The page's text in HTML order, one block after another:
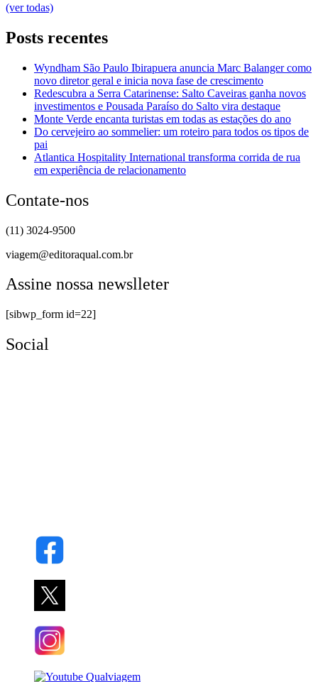
(ver todas)
Posts recentes
Wyndham São Paulo Ibirapuera anuncia Marc Balanger como
novo diretor geral e inicia nova fase de crescimento
Redescubra a Serra Catarinense: Salto Caveiras ganha novos
investimentos e Pousada Paraíso do Salto vira destaque
Monte Verde encanta turistas em todas as estações do ano
Do cervejeiro ao sommelier: um roteiro para todos os tipos de
pai
Atlantica Hospitality International transforma corrida de rua
em experiência de relacionamento
Contate-nos
(11) 3024-9500
viagem@editoraqual.com.br
Assine nossa newslleter
[sibwp_form id=22]
Social